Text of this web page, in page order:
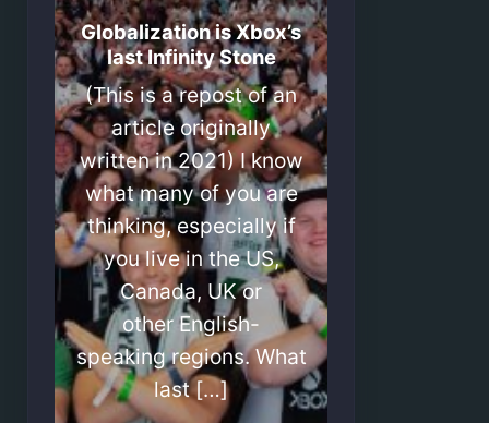
Globalization is Xbox’s
last Infinity Stone
(This is a repost of an
article originally
written in 2021) I know
what many of you are
thinking, especially if
you live in the US,
Canada, UK or
other English-
speaking regions. What
last […]